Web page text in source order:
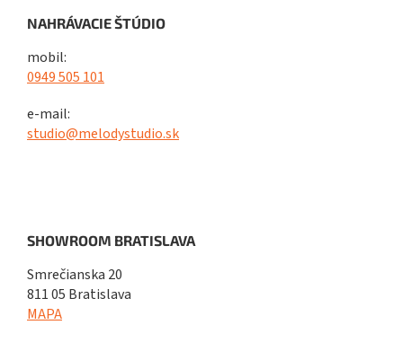
NAHRÁVACIE ŠTÚDIO
mobil:
0949 505 101
e-mail:
studio@melodystudio.sk
SHOWROOM BRATISLAVA
Smrečianska 20
811 05 Bratislava
MAPA